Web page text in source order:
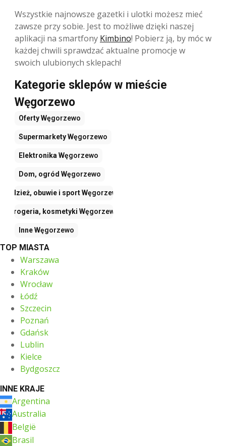
Wszystkie najnowsze gazetki i ulotki możesz mieć
zawsze przy sobie. Jest to możliwe dzięki naszej
aplikacji na smartfony Kimbino! Pobierz ją, by móc w
każdej chwili sprawdzać aktualne promocje w
swoich ulubionych sklepach!
Kategorie sklepów w mieście
Węgorzewo
OfertyWęgorzewo
SupermarketyWęgorzewo
Elektronika Węgorzewo
Dom, ogród Węgorzewo
Odzież, obuwie i sportWęgorzewo
Drogeria, kosmetyki Węgorzewo
InneWęgorzewo
TOP MIASTA
Warszawa
Kraków
Wrocław
Łódź
Szczecin
Poznań
Gdańsk
Lublin
Kielce
Bydgoszcz
INNE KRAJE
Argentina
Australia
België
Brasil